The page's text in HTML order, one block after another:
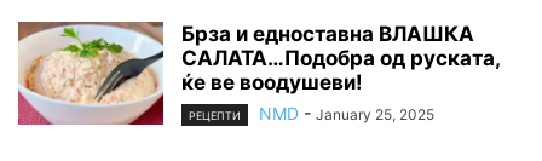
Брза и едноставна ВЛАШКА
САЛАТА…Подобра од руската,
ќе ве воодушеви!
РЕЦЕПТИ NMD - January 25, 2025